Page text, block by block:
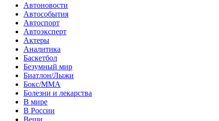
Автоновости
Автособытия
Автоспорт
Автоэксперт
Актеры
Аналитика
Баскетбол
Безумный мир
Биатлон/Лыжи
Бокс/MMA
Болезни и лекарства
В мире
В России
Вещи